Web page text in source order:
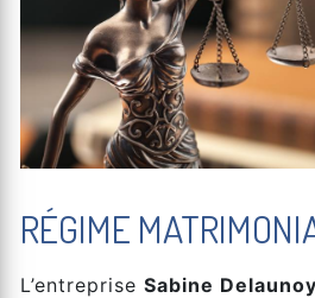
RÉGIME
L’entreprise Sabine